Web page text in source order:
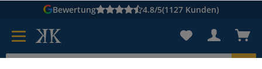
Bewertung 4.8/5(1127 Kunden)